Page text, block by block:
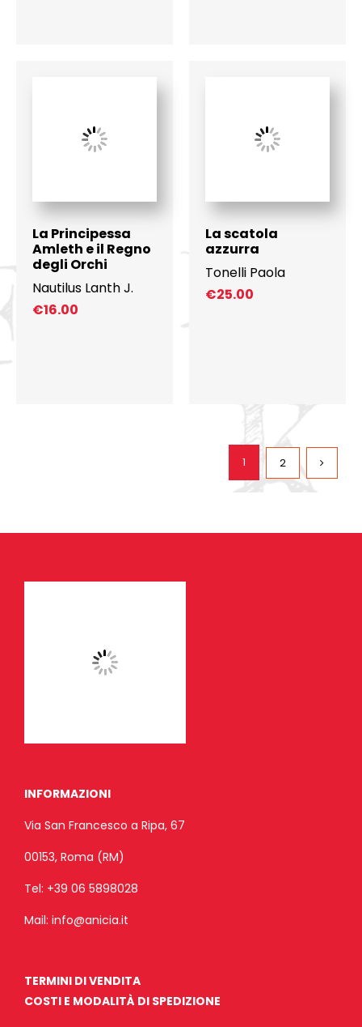
La Principessa
Amleth e il Regno
degli Orchi
Nautilus Lanth J.
€16.00
La scatola
azzurra
Tonelli Paola
€25.00
1 2
INFORMAZIONI
Via San Francesco a Ripa, 67
00153, Roma (RM)
Tel: +39 06 5898028
Mail: info@anicia.it
TERMINI DI VENDITA
COSTI E MODALITÀ DI SPEDIZIONE